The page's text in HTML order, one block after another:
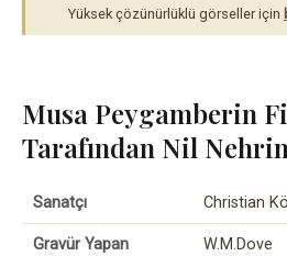
Yüksek çözünürlüklü görseller için
Musa Peygamberin
Tarafından Nil
Sanatçı Christian
Gravür Yapan W.M.Dove